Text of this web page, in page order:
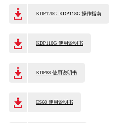
KDP120G_KDP118G 操作指南
KDP110G 使用说明书
KDP88 使用说明书
ES60 使用说明书